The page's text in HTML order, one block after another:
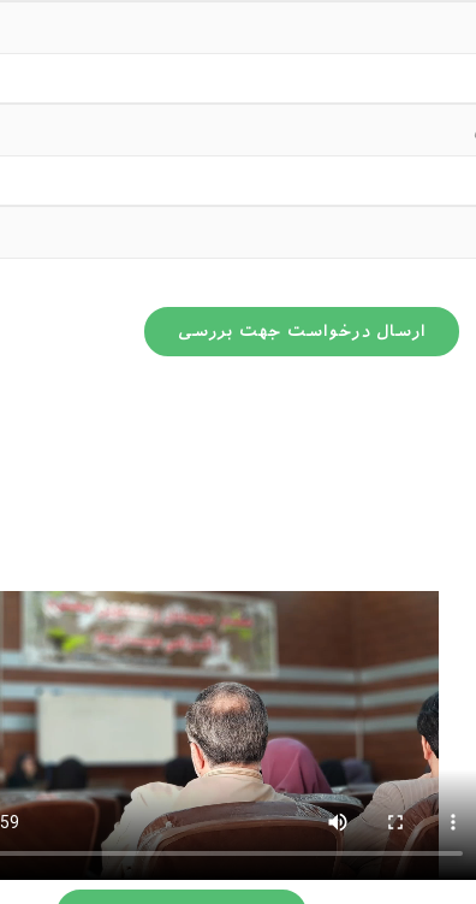
ارسال درخواست جهت بررسی